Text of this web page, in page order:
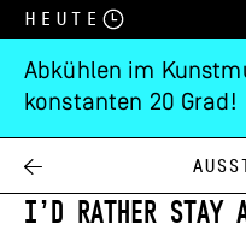
Heute
Abkühlen im
konstanten 20 Grad!
Rinus
Velde
I’d rather stay